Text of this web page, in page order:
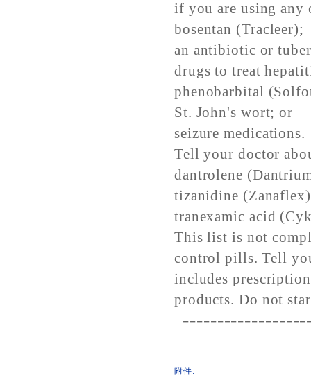
if you are using
bosentan (Tracleer);
an antibiotic or
drugs to treat
phenobarbital
St. John's wort; or
seizure medications.
Tell your doctor
dantrolene
tizanidine
tranexamic acid
This list is not
control pills. Tell
includes
products. Do not
附件: